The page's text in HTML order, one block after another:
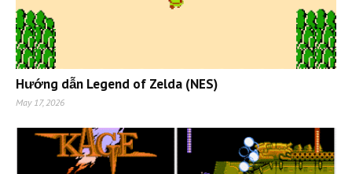
Hướng dẫn Legend of Zelda (NES)
May 17, 2026